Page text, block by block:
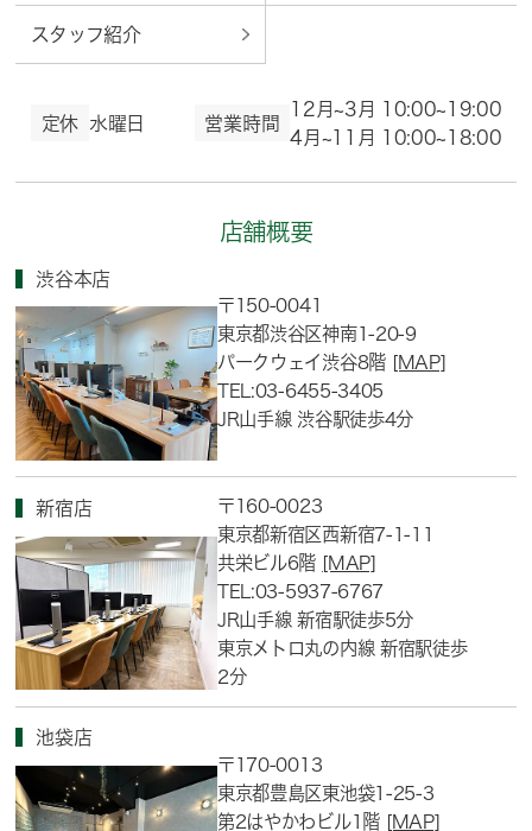
スタッフ紹介
定休 水曜日 営業時間
12月~3月 10:00~19:00
4月~11月 10:00~18:00
店舗概要
渋谷本店
〒150-0041
東京都渋谷区神南1-20-9
パークウェイ渋谷8階 [MAP]
TEL:03-6455-3405
JR山手線 渋谷駅徒歩4分
新宿店
〒160-0023
東京都新宿区西新宿7-1-11
共栄ビル6階 [MAP]
TEL:03-5937-6767
JR山手線 新宿駅徒歩5分
東京メトロ丸の内線 新宿駅徒歩
2分
池袋店
〒170-0013
東京都豊島区東池袋1-25-3
第2はやかわビル1階 [MAP]